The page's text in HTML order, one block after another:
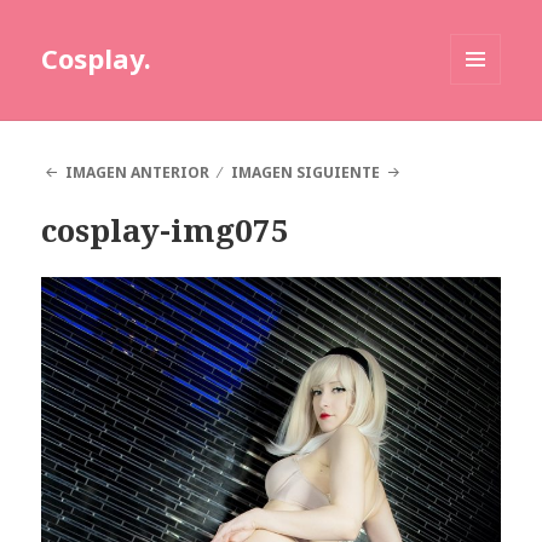
Cosplay.
IMAGEN ANTERIOR
IMAGEN SIGUIENTE
cosplay-img075